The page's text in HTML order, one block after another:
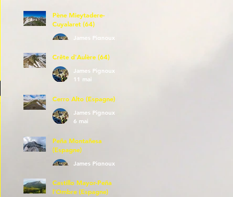
Pène Mieytadere-
Cuyalaret (64)
James Pignoux
Crête d'Aulère (64)
James Pignoux
11 mai
Cerro Alto (Espagne)
James Pignoux
6 mai
Peña Montañesa
(Espagne)
James Pignoux
Castillo Mayor-Peña
l'Ombre (Espagne)